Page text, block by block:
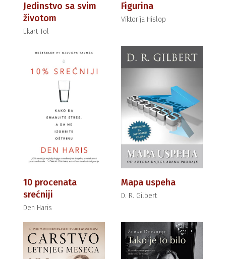
Jedinstvo sa svim
životom
Ekart Tol
Figurina
Viktorija Hislop
10 procenata
srećniji
Den Haris
Mapa uspeha
D. R. Gilbert